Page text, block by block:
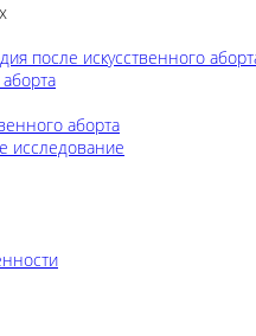
после искусственного
аборта
исследование